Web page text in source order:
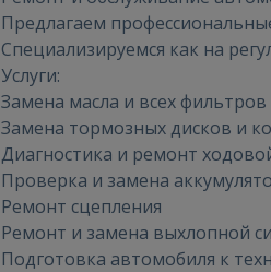
Предлагаем
Специализируемся как на
Услуги:
Замена масла и всех
Замена тормозных дисков и
Диагностика и ремонт
Проверка и замена
Ремонт сцепления
Ремонт и замена выхлопной
Подготовка автомобиля к